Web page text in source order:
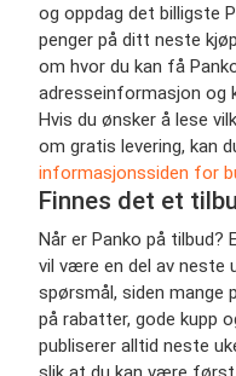
og oppdag det billigste
penger på ditt neste
om hvor du kan få
adresseinformasjon og
Hvis du ønsker å lese
om gratis levering, kan
informasjonssiden for
Finnes det et
Når er Panko på tilbud?
vil være en del av neste
spørsmål, siden mange
på rabatter, gode kupp
publiserer alltid neste